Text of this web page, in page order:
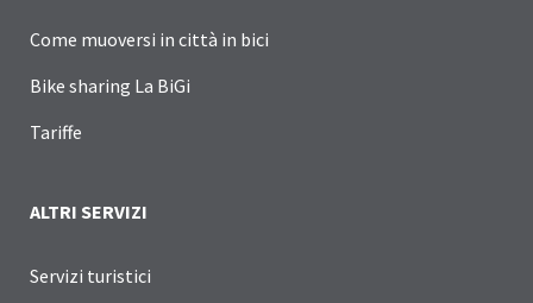
Come muoversi in città in bici
Bike sharing La BiGi
Tariffe
ALTRI SERVIZI
Servizi turistici